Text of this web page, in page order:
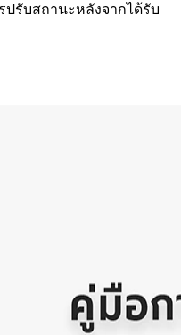
รับสถานะหลังจากได้รับ